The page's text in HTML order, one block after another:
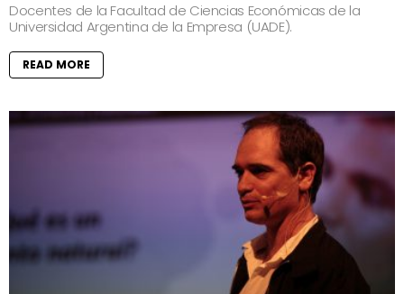
Docentes de la Facultad de Ciencias Económicas de la
Universidad Argentina de la Empresa (UADE).
READ MORE